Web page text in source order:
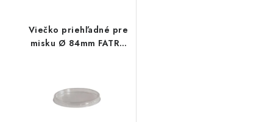
Viečko priehľadné pre
misku Ø 84mm FATRA